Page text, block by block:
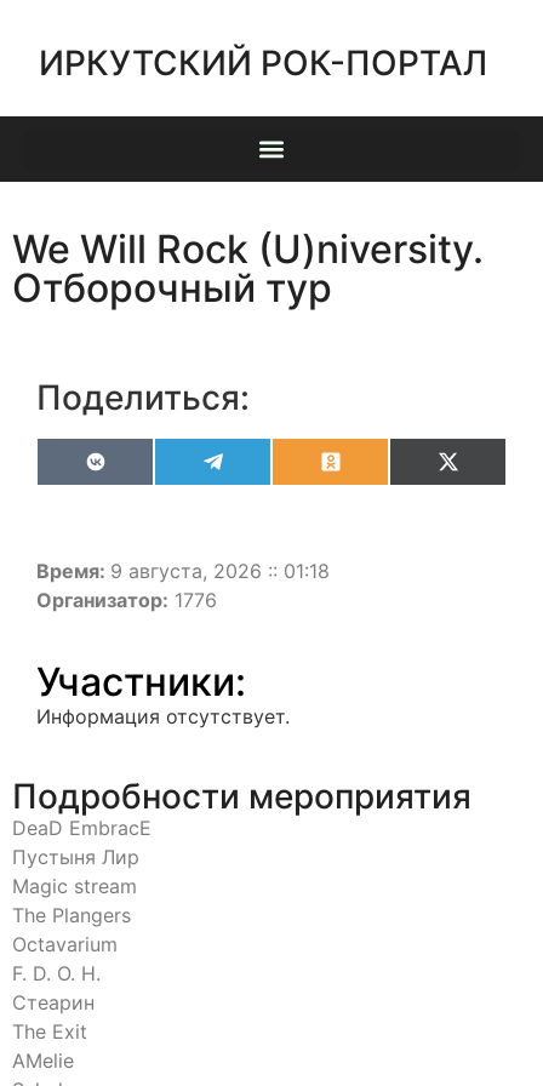
ИРКУТСКИЙ РОК-ПОРТАЛ
We Will Rock (U)niversity.
Отборочный тур
Поделиться:
VK OdnoklassnikiX
(Twitter)
Время: 9 августа, 2026 :: 01:18
Организатор: 1776
Участники:
Информация отсутствует.
Подробности мероприятия
DeaD EmbracE
Пустыня Лир
Magic stream
The Plangers
Octavarium
F. D. O. H.
Стеарин
The Exit
AMelie